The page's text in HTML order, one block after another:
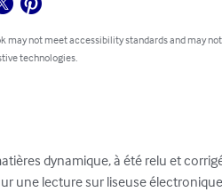
may not meet accessibility standards and may
technologies.
dynamique, à été relu et
une lecture sur liseuse électronique